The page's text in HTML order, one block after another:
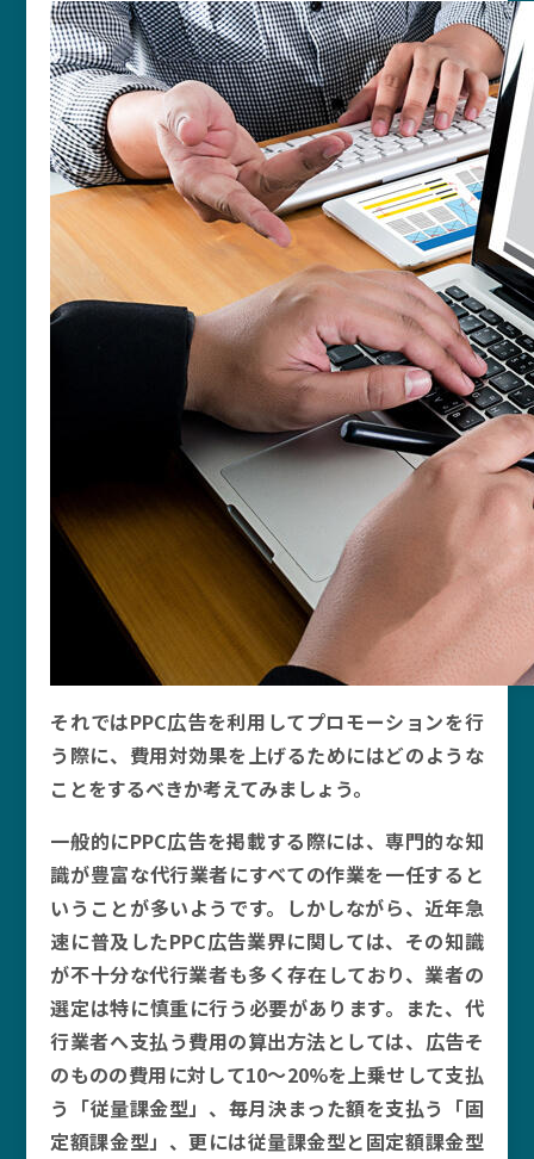
それではPPC広告を利用してプロモーションを行
う際に、費用対効果を上げるためにはどのような
ことをするべきか考えてみましょう。
一般的にPPC広告を掲載する際には、専門的な知
識が豊富な代行業者にすべての作業を一任すると
いうことが多いようです。しかしながら、近年急
速に普及したPPC広告業界に関しては、その知識
が不十分な代行業者も多く存在しており、業者の
選定は特に慎重に行う必要があります。また、代
行業者へ支払う費用の算出方法としては、広告そ
のものの費用に対して10～20%を上乗せして支払
う「従量課金型」、毎月決まった額を支払う「固
定額課金型」、更には従量課金型と固定額課金型